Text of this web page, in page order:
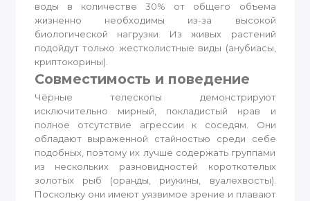
воды в количестве 30% от общего объема
жизненно необходимы из-за высокой
биологической нагрузки. Из живых растений
подойдут только жестколистные виды (анубиасы,
криптокорины).
Совместимость и поведение
Чёрные телескопы демонстрируют
исключительно мирный, покладистый нрав и
полное отсутствие агрессии к соседям. Они
обладают выраженной стайностью среди себе
подобных, поэтому их лучше содержать группами
из нескольких разновидностей короткотелых
золотых рыб (оранды, риукины, вуалехвосты).
Поскольку они имеют уязвимое зрение и плавают